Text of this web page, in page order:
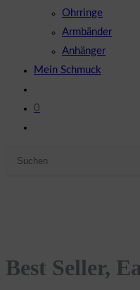
Ohrringe
Armbänder
Anhänger
Mein Schmuck
0
umschalten
Best Seller,